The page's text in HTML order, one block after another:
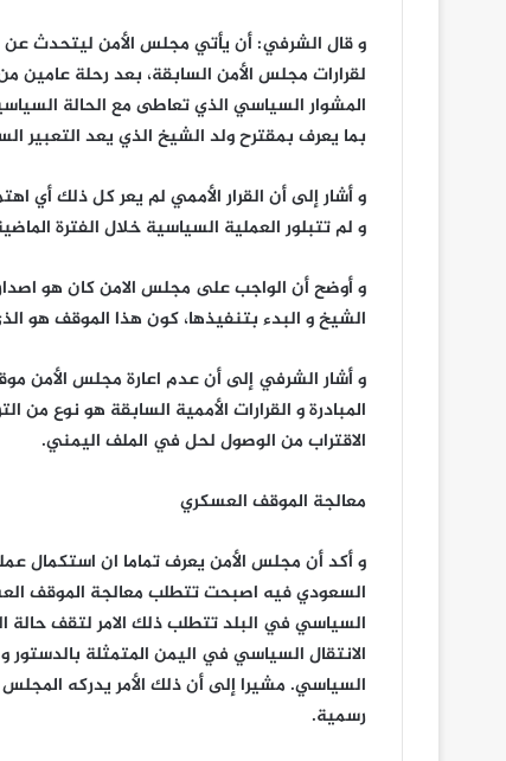
و قال الشرفي: أن يأتي مجلس الأمن ليتحدث عن
لقرارات مجلس الأمن السابقة، بعد رحلة عامين
المشوار السياسي الذي تعاطى مع الحالة
بما يعرف بمقترح ولد الشيخ الذي يعد التعبير
و أشار إلى أن القرار الأممي لم يعر كل ذلك أي
و لم تتبلور العملية السياسية خلال الفترة
و أوضح أن الواجب على مجلس الامن كان هو
الشيخ و البدء بتنفيذها، كون هذا الموقف هو
و أشار الشرفي إلى أن عدم اعارة مجلس الأمن
المبادرة و القرارات الأممية السابقة هو نوع
الاقتراب من الوصول لحل في الملف اليمني.
معالجة الموقف العسكري
و أكد أن مجلس الأمن يعرف تماما ان استكمال
السعودي فيه اصبحت تتطلب معالجة الموقف
السياسي في البلد تتطلب ذلك الامر لتقف
الانتقال السياسي في اليمن المتمثلة بالدستور
السياسي. مشيرا إلى أن ذلك الأمر يدركه
رسمية.